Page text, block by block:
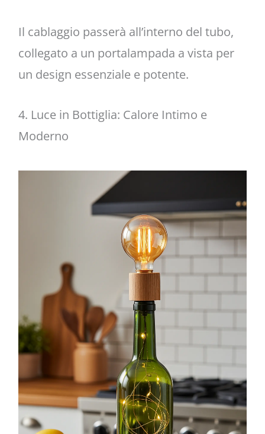
Il cablaggio passerà all’interno del tubo,
collegato a un portalampada a vista per
un design essenziale e potente.
4. Luce in Bottiglia: Calore Intimo e
Moderno